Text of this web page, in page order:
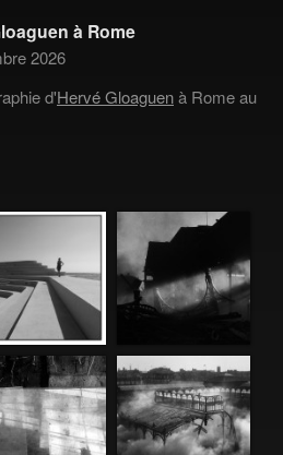
à Rome
2026
d'Hervé Gloaguenà Rome au